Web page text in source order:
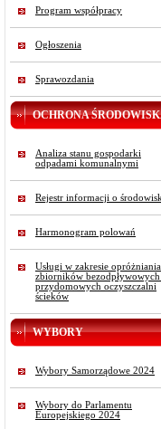
Program współpracy
Ogłoszenia
Sprawozdania
OCHRONA
Analiza stanu gospodarki
odpadami komunalnymi
Rejestr informacji o
Harmonogram polowań
Usługi w zakresie opróżniania
zbiorników bezodpływowych
przydomowych oczyszczalni
ścieków
WYBORY
Wybory Samorządowe 2024
Wybory do Parlamentu
Europejskiego 2024